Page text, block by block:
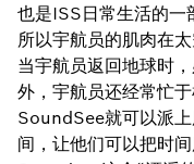
也是ISS日常生活的一
所以宇航员的肌肉在
当宇航员返回地球时
外，宇航员还经常忙
SoundSee就可以派
间，让他们可以把时